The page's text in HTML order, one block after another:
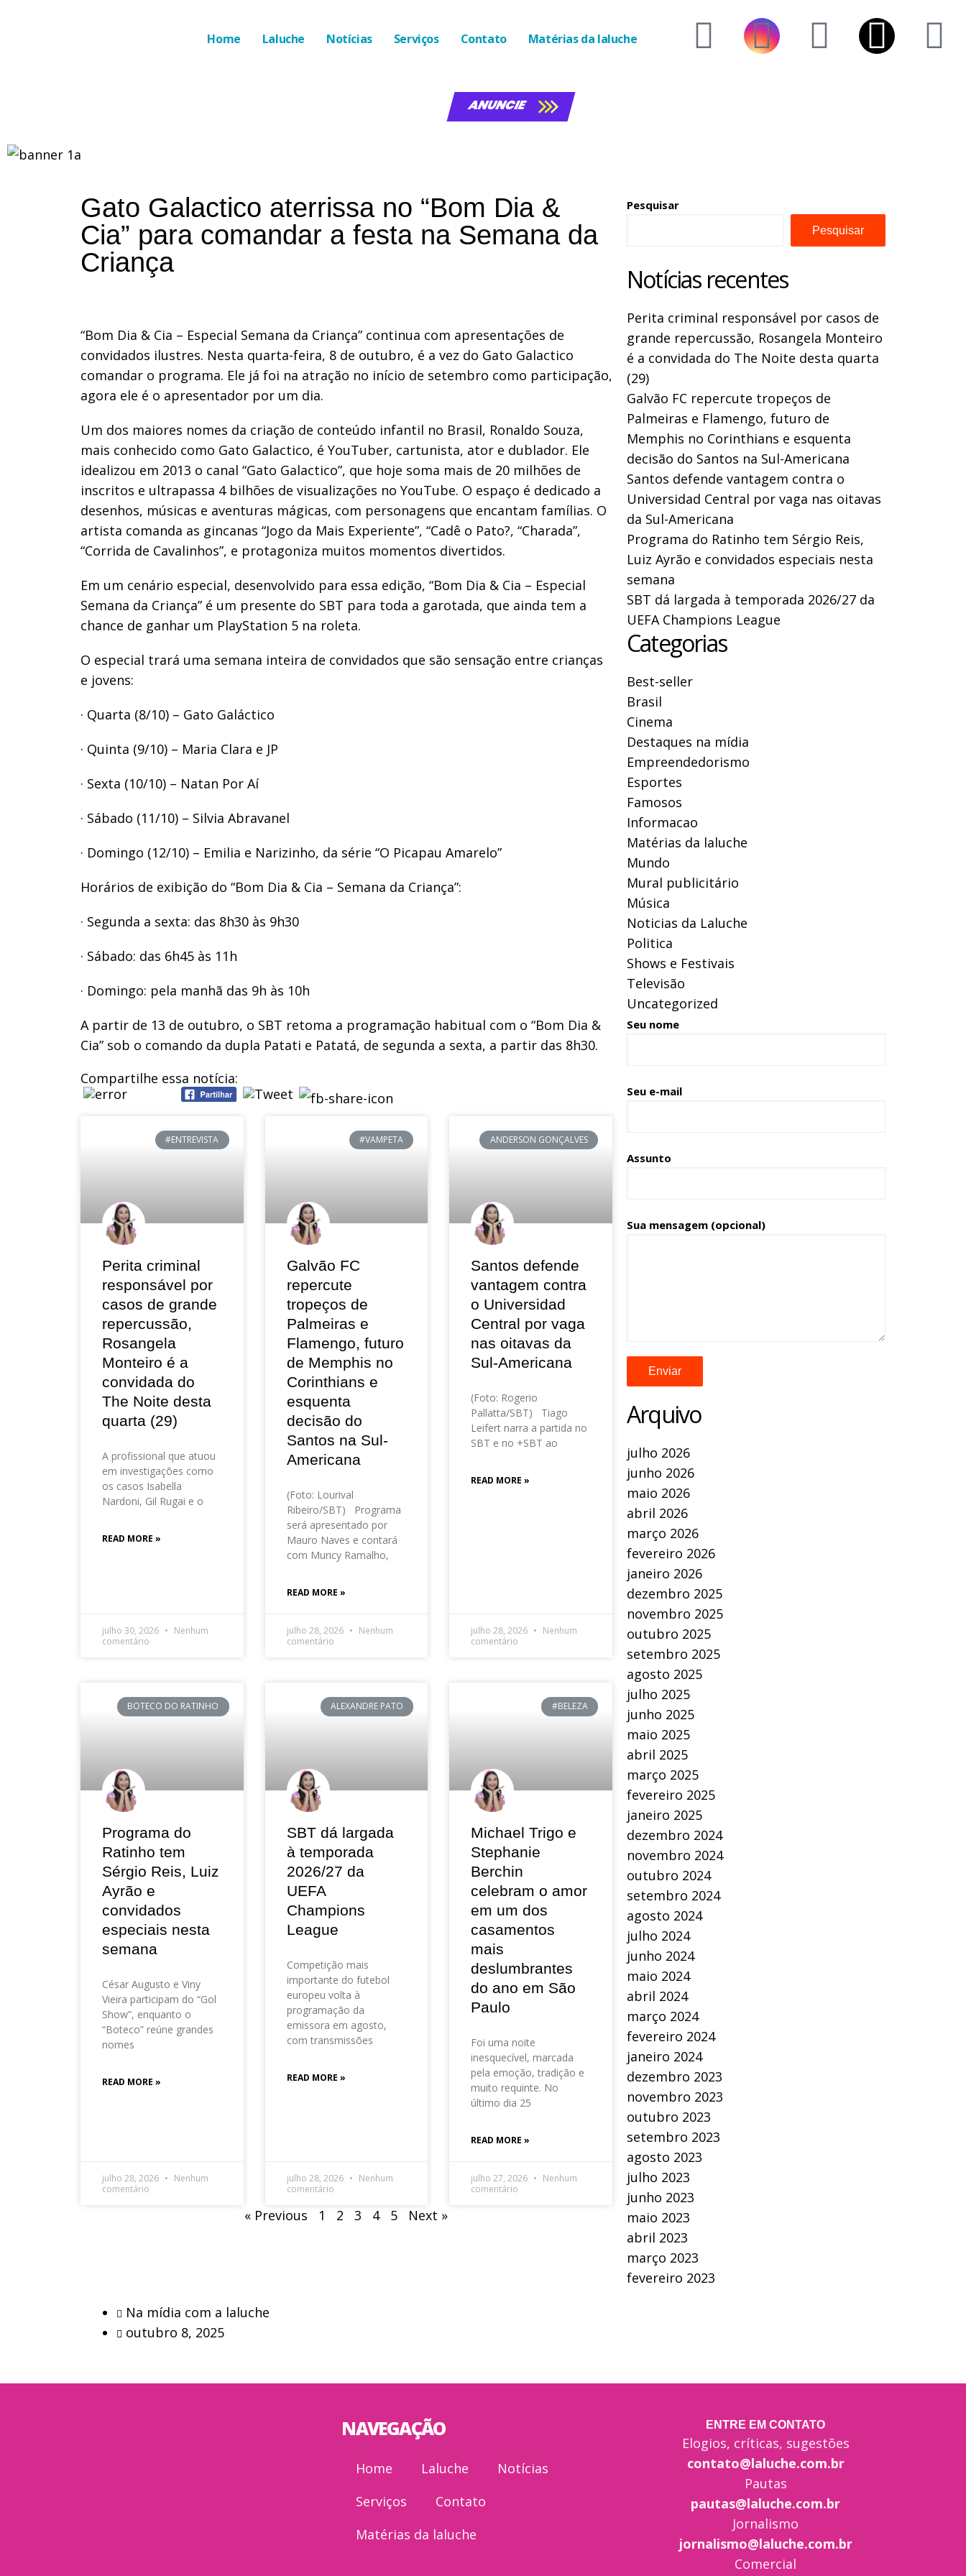
Home Laluche Notícias Serviços Contato Matérias da laluche
ANUNCIE
Gato Galactico aterrissa no “Bom Dia &
Cia” para comandar a festa na Semana da
Criança
“Bom Dia & Cia – Especial Semana da Criança” continua com apresentações de
convidados ilustres. Nesta quarta-feira, 8 de outubro, é a vez do Gato Galactico
comandar o programa. Ele já foi na atração no início de setembro como participação,
agora ele é o apresentador por um dia.
Um dos maiores nomes da criação de conteúdo infantil no Brasil, Ronaldo Souza,
mais conhecido como Gato Galactico, é YouTuber, cartunista, ator e dublador. Ele
idealizou em 2013 o canal “Gato Galactico”, que hoje soma mais de 20 milhões de
inscritos e ultrapassa 4 bilhões de visualizações no YouTube. O espaço é dedicado a
desenhos, músicas e aventuras mágicas, com personagens que encantam famílias. O
artista comanda as gincanas “Jogo da Mais Experiente”, “Cadê o Pato?, “Charada”,
“Corrida de Cavalinhos”, e protagoniza muitos momentos divertidos.
Em um cenário especial, desenvolvido para essa edição, “Bom Dia & Cia – Especial
Semana da Criança” é um presente do SBT para toda a garotada, que ainda tem a
chance de ganhar um PlayStation 5 na roleta.
O especial trará uma semana inteira de convidados que são sensação entre crianças
e jovens:
· Quarta (8/10) – Gato Galáctico
· Quinta (9/10) – Maria Clara e JP
· Sexta (10/10) – Natan Por Aí
· Sábado (11/10) – Silvia Abravanel
· Domingo (12/10) – Emilia e Narizinho, da série “O Picapau Amarelo”
Horários de exibição do “Bom Dia & Cia – Semana da Criança”:
· Segunda a sexta: das 8h30 às 9h30
· Sábado: das 6h45 às 11h
· Domingo: pela manhã das 9h às 10h
A partir de 13 de outubro, o SBT retoma a programação habitual com o “Bom Dia &
Cia” sob o comando da dupla Patati e Patatá, de segunda a sexta, a partir das 8h30.
Compartilhe essa notícia:
#ENTREVISTA
Perita criminal
responsável por
casos de grande
repercussão,
Rosangela
Monteiro é a
convidada do
The Noite desta
quarta (29)
A profissional que atuou
em investigações como
os casos Isabella
Nardoni, Gil Rugai e o
READ MORE »
julho 30, 2026
Nenhum
comentário
#VAMPETA
Galvão FC
repercute
tropeços de
Palmeiras e
Flamengo, futuro
de Memphis no
Corinthians e
esquenta
decisão do
Santos na Sul-
Americana
(Foto: Lourival
Ribeiro/SBT) Programa
será apresentado por
Mauro Naves e contará
com Muricy Ramalho,
READ MORE »
julho 28, 2026
Nenhum
comentário
ANDERSON GONÇALVES
Santos defende
vantagem contra
o Universidad
Central por vaga
nas oitavas da
Sul-Americana
(Foto: Rogerio
Pallatta/SBT) Tiago
Leifert narra a partida no
SBT e no +SBT ao
READ MORE »
julho 28, 2026
Nenhum
comentário
BOTECO DO RATINHO
Programa do
Ratinho tem
Sérgio Reis, Luiz
Ayrão e
convidados
especiais nesta
semana
César Augusto e Viny
Vieira participam do “Gol
Show”, enquanto o
“Boteco” reúne grandes
nomes
READ MORE »
julho 28, 2026
Nenhum
comentário
ALEXANDRE PATO
SBT dá largada
à temporada
2026/27 da
UEFA
Champions
League
Competição mais
importante do futebol
europeu volta à
programação da
emissora em agosto,
com transmissões
READ MORE »
julho 28, 2026
Nenhum
comentário
#BELEZA
Michael Trigo e
Stephanie
Berchin
celebram o amor
em um dos
casamentos
mais
deslumbrantes
do ano em São
Paulo
Foi uma noite
inesquecível, marcada
pela emoção, tradição e
muito requinte. No
último dia 25
READ MORE »
julho 27, 2026
Nenhum
comentário
« Previous 1 2 3 4 5 Next »
Pesquisar
Pesquisar
Notícias recentes
Perita criminal responsável por casos de
grande repercussão, Rosangela Monteiro
é a convidada do The Noite desta quarta
(29)
Galvão FC repercute tropeços de
Palmeiras e Flamengo, futuro de
Memphis no Corinthians e esquenta
decisão do Santos na Sul-Americana
Santos defende vantagem contra o
Universidad Central por vaga nas oitavas
da Sul-Americana
Programa do Ratinho tem Sérgio Reis,
Luiz Ayrão e convidados especiais nesta
semana
SBT dá largada à temporada 2026/27 da
UEFA Champions League
Categorias
Best-seller
Brasil
Cinema
Destaques na mídia
Empreendedorismo
Esportes
Famosos
Informacao
Matérias da laluche
Mundo
Mural publicitário
Música
Noticias da Laluche
Politica
Shows e Festivais
Televisão
Uncategorized
Seu nome
Seu e-mail
Assunto
Sua mensagem (opcional)
Arquivo
julho 2026
junho 2026
maio 2026
abril 2026
março 2026
fevereiro 2026
janeiro 2026
dezembro 2025
novembro 2025
outubro 2025
setembro 2025
agosto 2025
julho 2025
junho 2025
maio 2025
abril 2025
março 2025
fevereiro 2025
janeiro 2025
dezembro 2024
novembro 2024
outubro 2024
setembro 2024
agosto 2024
julho 2024
junho 2024
maio 2024
abril 2024
março 2024
fevereiro 2024
janeiro 2024
dezembro 2023
novembro 2023
outubro 2023
setembro 2023
agosto 2023
julho 2023
junho 2023
maio 2023
abril 2023
março 2023
fevereiro 2023
Na mídia com a laluche
outubro 8, 2025
NAVEGAÇÃO
Home Laluche
Notícias
Serviços
Contato
Matérias da laluche
ENTRE EM CONTATO
Elogios, críticas, sugestões
contato@laluche.com.br
Pautas
pautas@laluche.com.br
Jornalismo
jornalismo@laluche.com.br
Comercial